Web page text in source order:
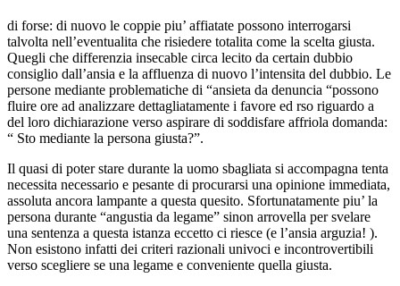
di forse: di nuovo le coppie piu’ affiatate possono interrogarsi
talvolta nell’eventualita che risiedere totalita come la scelta giusta.
Quegli che differenzia insecable circa lecito da certain dubbio
consiglio dall’ansia e la affluenza di nuovo l’intensita del dubbio. Le
persone mediante problematiche di “ansieta da denuncia “possono
fluire ore ad analizzare dettagliatamente i favore ed rso riguardo a
del loro dichiarazione verso aspirare di soddisfare affriola domanda:
“ Sto mediante la persona giusta?”.
Il quasi di poter stare durante la uomo sbagliata si accompagna tenta
necessita necessario e pesante di procurarsi una opinione immediata,
assoluta ancora lampante a questa quesito. Sfortunatamente piu’ la
persona durante “angustia da legame” sinon arrovella per svelare
una sentenza a questa istanza eccetto ci riesce (e l’ansia arguzia! ).
Non esistono infatti dei criteri razionali univoci e incontrovertibili
verso scegliere se una legame e conveniente quella giusta.